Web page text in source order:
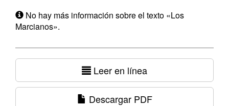
No hay más información sobre el texto «Los
Marcianos».
Leer en línea
Descargar PDF